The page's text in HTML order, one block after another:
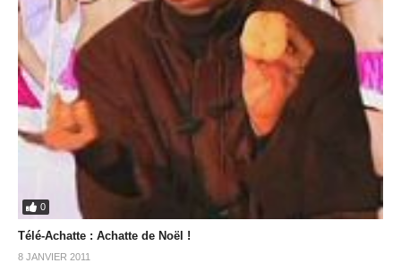
0
Télé-Achatte : Achatte de Noël !
8 JANVIER 2011